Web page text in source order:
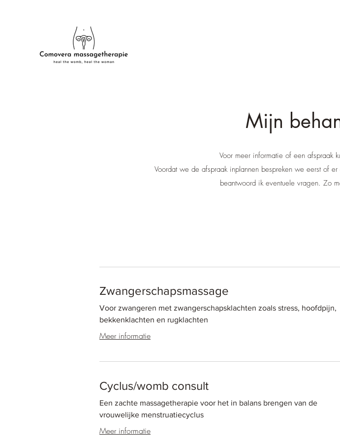
Mijn
Voor meer informatie of een afspraak
Voordat we de afspraak inplannen bespreken we eerst of
beantwoord ik eventuele vragen. Zo
Zwangerschapsmassage
Voor zwangeren met zwangerschapsklachten zoals stress, hoofdpijn,
bekkenklachten en rugklachten
Meer informatie
Cyclus/womb consult
Een zachte massagetherapie voor het in balans brengen van de
vrouwelijke menstruatiecyclus
Meer informatie